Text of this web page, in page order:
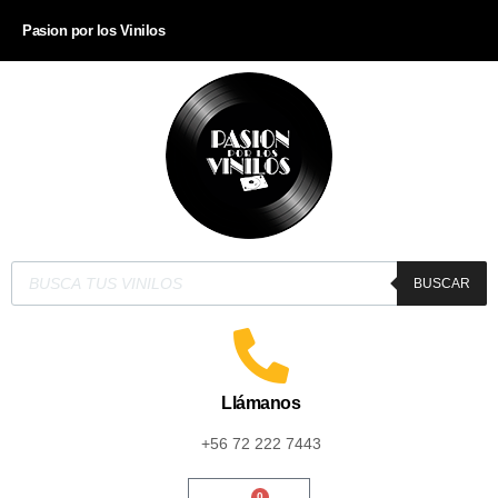
Pasion por los Vinilos
BUSCAR
Llámanos
+56 72 222 7443